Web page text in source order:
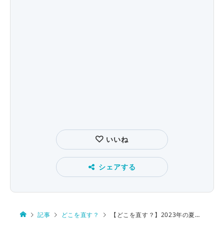
いいね
シェアする
記事 どこを直す？ 【どこを直す？】2023年の夏の甲子園